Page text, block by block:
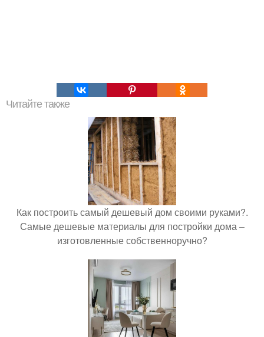
Читайте также
Как построить самый дешевый дом своими руками?.
Самые дешевые материалы для постройки дома –
изготовленные собственноручно?